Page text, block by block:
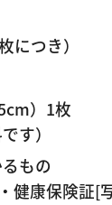
につき）
）1枚
す）
もの
健康保険証[